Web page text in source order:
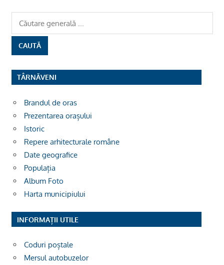
TÂRNĂVENI
Brandul de oras
Prezentarea orașului
Istoric
Repere arhitecturale române
Date geografice
Populația
Album Foto
Harta municipiului
INFORMAȚII UTILE
Coduri poștale
Mersul autobuzelor